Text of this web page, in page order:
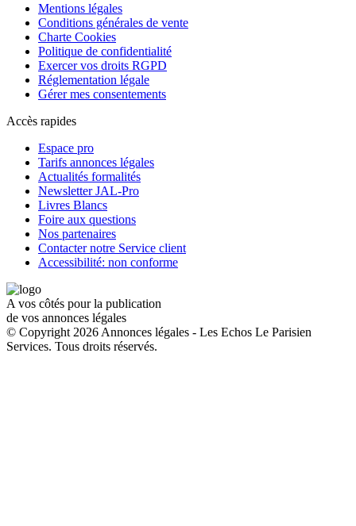
Mentions légales
Conditions générales de vente
Charte Cookies
Politique de confidentialité
Exercer vos droits RGPD
Réglementation légale
Gérer mes consentements
Accès rapides
Espace pro
Tarifs annonces légales
Actualités formalités
Newsletter JAL-Pro
Livres Blancs
Foire aux questions
Nos partenaires
Contacter notre Service client
Accessibilité: non conforme
A vos côtés pour la publication
de vos annonces légales
© Copyright 2026 Annonces légales - Les Echos Le Parisien
Services. Tous droits réservés.